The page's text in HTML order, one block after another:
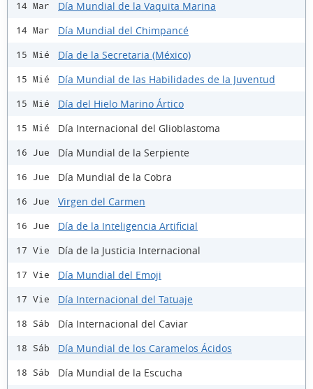
14 Mar Día Mundial de la Vaquita Marina
14 Mar Día Mundial del Chimpancé
15 Mié Día de la Secretaria (México)
15 Mié Día Mundial de las Habilidades de la Juventud
15 Mié Día del Hielo Marino Ártico
15 Mié Día Internacional del Glioblastoma
16 Jue Día Mundial de la Serpiente
16 Jue Día Mundial de la Cobra
16 Jue Virgen del Carmen
16 Jue Día de la Inteligencia Artificial
17 Vie Día de la Justicia Internacional
17 Vie Día Mundial del Emoji
17 Vie Día Internacional del Tatuaje
18 Sáb Día Internacional del Caviar
18 Sáb Día Mundial de los Caramelos Ácidos
18 Sáb Día Mundial de la Escucha